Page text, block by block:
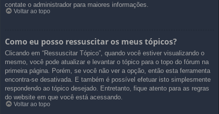
contate o administrador para maiores informações.
Voltar ao topo
Como eu posso ressuscitar os meus tópicos?
Clicando em “Ressuscitar Tópico”, quando você estiver visualizando o
mesmo, você pode atualizar e levantar o tópico para o topo do fórum na
primeira página. Porém, se você não ver a opção, então esta ferramenta
encontra-se desativada. E também é possível efetuar isto simplesmente
respondendo ao tópico desejado. Entretanto, fique atento para as regras
do website em que você está acessando.
Voltar ao topo